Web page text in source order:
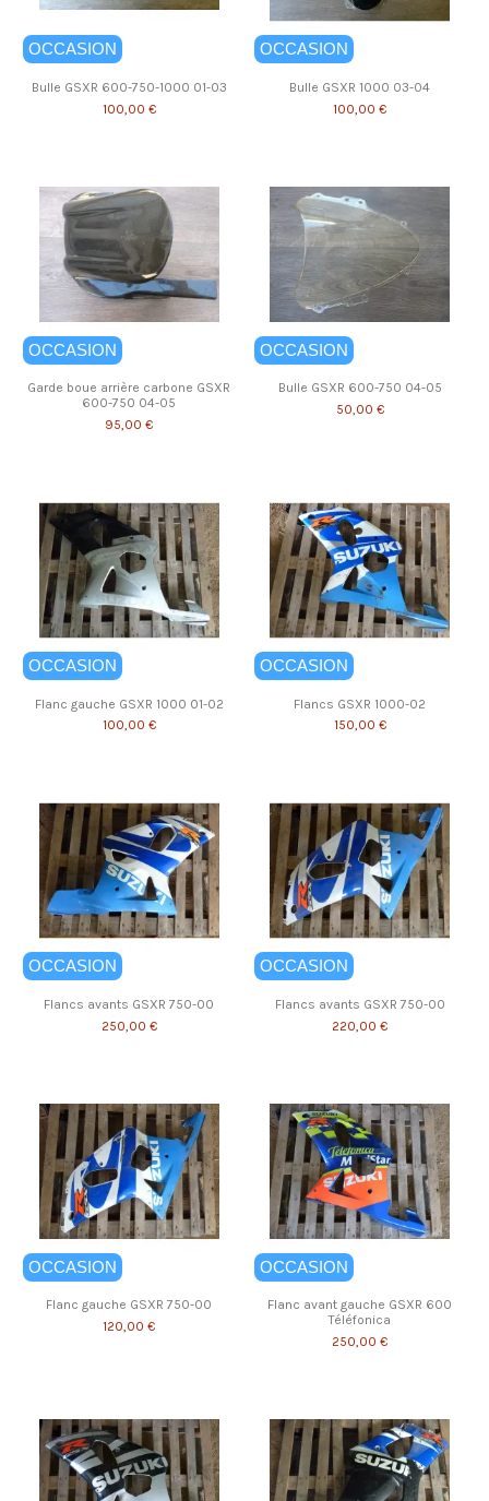
OCCASION
Bulle GSXR 600-750-1000 01-03
100,00 €
OCCASION
Bulle GSXR 1000 03-04
100,00 €
OCCASION
Garde boue arrière carbone GSXR
600-750 04-05
95,00 €
OCCASION
Bulle GSXR 600-750 04-05
50,00 €
OCCASION
Flanc gauche GSXR 1000 01-02
100,00 €
OCCASION
Flancs GSXR 1000-02
150,00 €
OCCASION
Flancs avants GSXR 750-00
250,00 €
OCCASION
Flancs avants GSXR 750-00
220,00 €
OCCASION
Flanc gauche GSXR 750-00
120,00 €
OCCASION
Flanc avant gauche GSXR 600
Téléfonica
250,00 €